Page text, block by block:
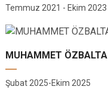
Temmuz 2021 - Ekim 2023
MUHAMMET ÖZBALTA
Şubat 2025-Ekim 2025